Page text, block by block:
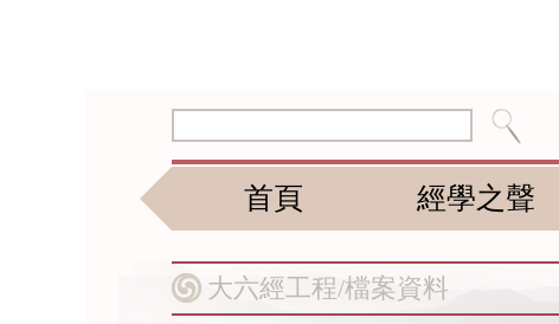
首頁 經學之聲
大六經工程/檔案資料